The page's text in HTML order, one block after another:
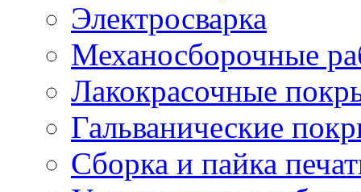
Электросварка
Механосборочные
Лакокрасочные
Гальванические
Сборка и пайка